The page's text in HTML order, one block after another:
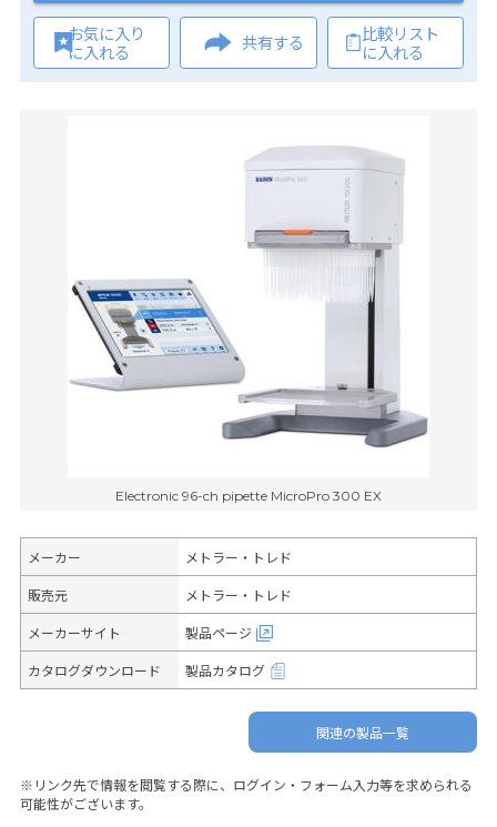
お気に入り
に入れる
共有する
比較リスト
に入れる
Electronic 96-ch pipette MicroPro 300 EX
メーカー メトラー・トレド
販売元 メトラー・トレド
メーカーサイト 製品ページ
カタログダウンロード 製品カタログ
関連の製品一覧
※リンク先で情報を閲覧する際に、ログイン・フォーム入力等を求められる
可能性がございます。